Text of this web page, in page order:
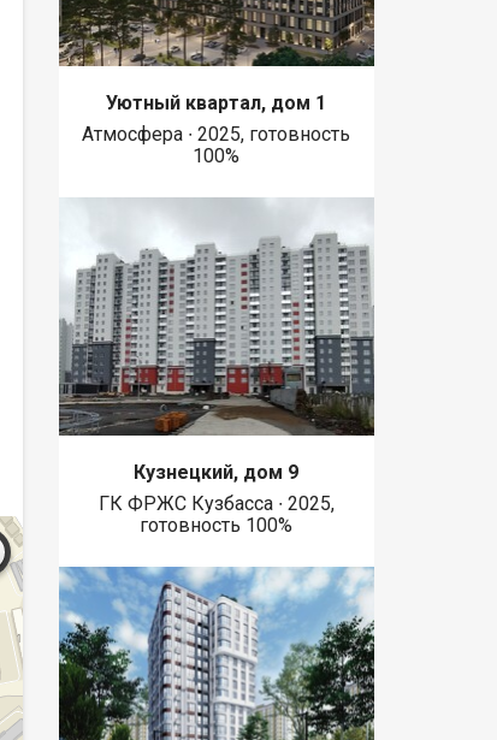
Уютный квартал, дом 1
Атмосфера ∙ 2025, готовность
100%
Кузнецкий, дом 9
ГК ФРЖС Кузбасса ∙ 2025,
готовность 100%